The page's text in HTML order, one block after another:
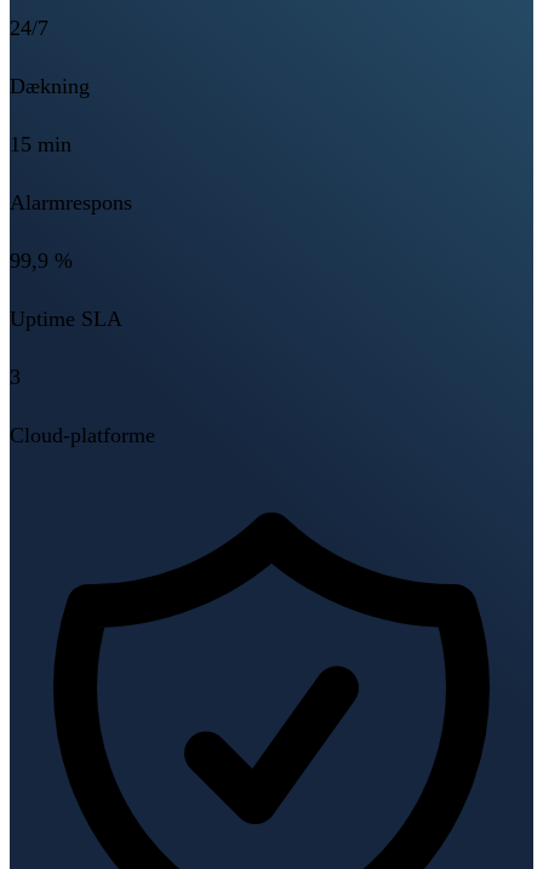
24/7
Dækning
15 min
Alarmrespons
99,9 %
Uptime SLA
3
Cloud-platforme